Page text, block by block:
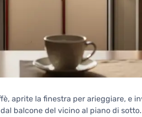
aprite la finestra per arieggiare, e
balcone del vicino al piano di